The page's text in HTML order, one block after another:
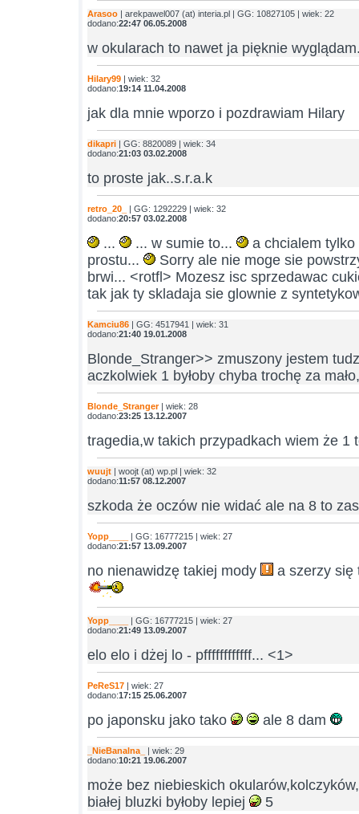
Arasoo | arekpawel007 (at) interia.pl | GG: 10827105 | wiek: 22
dodano:22:47 06.05.2008
w okularach to nawet ja pięknie
Hilary99 | wiek: 32
dodano:19:14 11.04.2008
jak dla mnie wporzo i pozdrawiam Hilary
dikapri | GG: 8820089 | wiek: 34
dodano:21:03 03.02.2008
to proste jak..s.r.a.k
retro_20_
| GG: 1292229 | wiek: 32
dodano:20:57 03.02.2008
... ... w sumie to...
a chcialem
prostu...
Sorry ale nie moge sie
brwi... <rotfl> Mozesz isc sprzedawac
tak jak ty skladaja sie glownie z
Kamciu86 | GG: 4517941 | wiek: 31
dodano:21:40 19.01.2008
Blonde_Stranger>> zmuszony jestem
aczkolwiek 1 byłoby chyba trochę za
Blonde_Stranger| wiek: 28
dodano:23:25 13.12.2007
tragedia,w takich przypadkach wiem że 1
wuujt | woojt (at) wp.pl | wiek: 32
dodano:11:57 08.12.2007
szkoda że oczów nie widać ale na 8 to
Yopp____
| GG: 16777215 | wiek: 27
dodano:21:57 13.09.2007
no nienawidzę takiej mody a szerzy
Yopp____
| GG: 16777215 | wiek: 27
dodano:21:49 13.09.2007
elo elo i dżej lo - pffffffffffff... <1>
PeReS17 | wiek: 27
dodano:17:15 25.06.2007
po japonsku jako tako ale 8 dam
_NieBanalna_
| wiek: 29
dodano:10:21 19.06.2007
może bez niebieskich
białej bluzki byłoby lepiej
5